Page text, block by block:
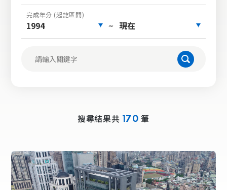
完成年分 (起訖區間)
1994 ~ 現在
搜尋結果共 170 筆